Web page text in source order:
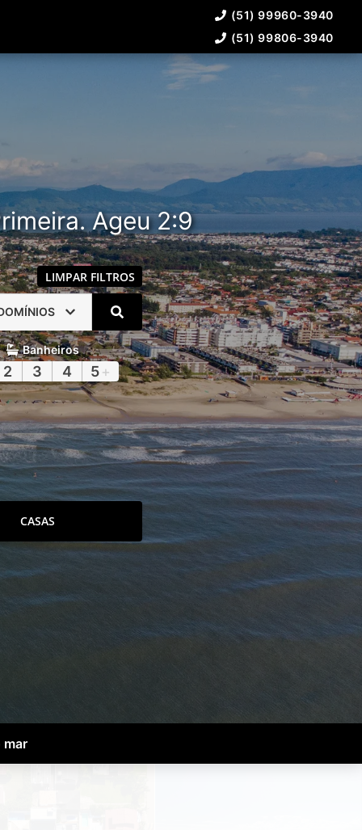
(51) 99960-3940
(51) 99806-3940
Ageu 2:9
LIMPAR FILTROS
Banheiros
2 3 4 5+
CASAS
mar